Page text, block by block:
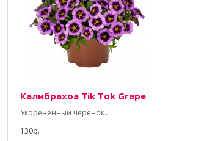
Калибрахоа Tik Tok Grape
Укорененный черенок..
130р.